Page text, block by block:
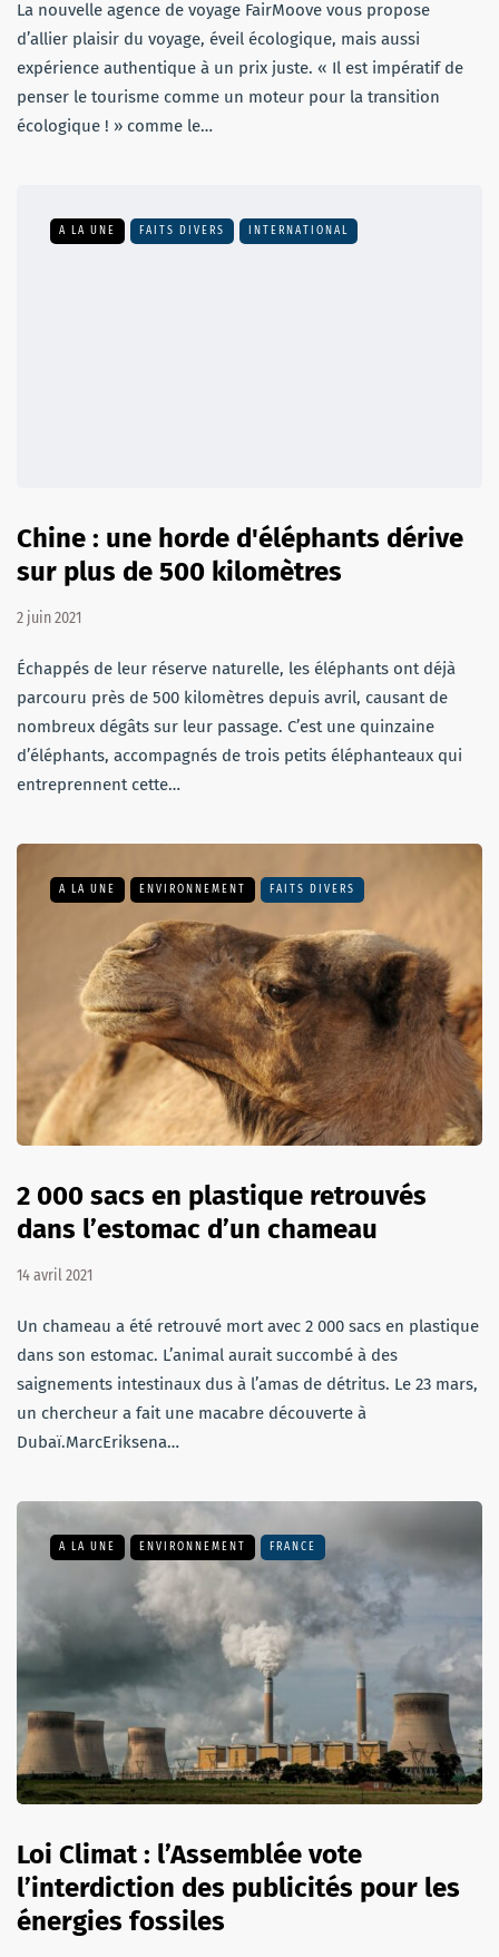
La nouvelle agence de voyage FairMoove vous propose
d’allier plaisir du voyage, éveil écologique, mais aussi
expérience authentique à un prix juste. « Il est impératif de
penser le tourisme comme un moteur pour la transition
écologique ! » comme le…
A LA UNE FAITS DIVERS INTERNATIONAL
Chine : une horde d'éléphants dérive
sur plus de 500 kilomètres
2 juin 2021
Échappés de leur réserve naturelle, les éléphants ont déjà
parcouru près de 500 kilomètres depuis avril, causant de
nombreux dégâts sur leur passage. C’est une quinzaine
d’éléphants, accompagnés de trois petits éléphanteaux qui
entreprennent cette…
A LA UNE ENVIRONNEMENT FAITS DIVERS
2 000 sacs en plastique retrouvés
dans l’estomac d’un chameau
14 avril 2021
Un chameau a été retrouvé mort avec 2 000 sacs en plastique
dans son estomac. L’animal aurait succombé à des
saignements intestinaux dus à l’amas de détritus. Le 23 mars,
un chercheur a fait une macabre découverte à
Dubaï.MarcEriksena…
A LA UNE ENVIRONNEMENT FRANCE
Loi Climat : l’Assemblée vote
l’interdiction des publicités pour les
énergies fossiles